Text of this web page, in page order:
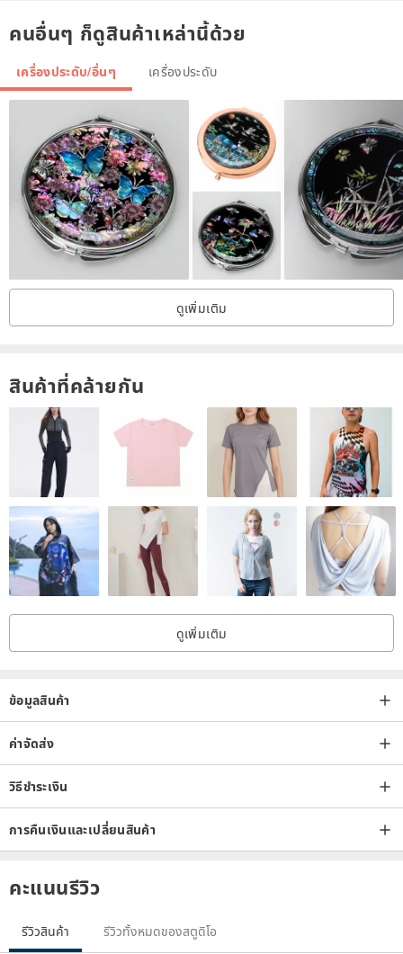
for energy purification.
Dimensions: Approx. 10cm x 6cm x 2.3cm
▪ Top-grade AAA clear white crystal
Natural crystal, transparent clarity, soft and lustrous color. AAA
clarity.
Natural crystal, also known as Bodhisattva Stone, possesses
unique forms that are rich and beautiful.
【White Crystal: The Purifier】
✨ Enhances work efficiency
✨ Protects against ill intentions
White crystal is known as the "King of Crystals," warding off evil,
purifying negative energy, and strengthening the body's energy
It is a powerful healing crystal capable of amplifying, storing,
releasing, and regulating energy.
It unlocks potential wisdom, improves memory, aids in studies,
protects against radiation, supports health, clarifies the mind,
stabilizes emotions, and promotes safety.
White crystal automatically absorbs negative energy from the body
and its surroundings, naturally improving one's fortune.
It is the most abundant, widely used, and representative gemstone.
| Contents of Shipment |
Purification mineral box + approx. 100g of top-grade AAA clear
large-particle white crystal (7-9mm).
(Bracelets and charm clasps in the box are for display purposes
only and are not included with purchase.)
Bracelet link in the photo:
| About Bracelet Demagnetization |
extraction to the finished product, they have come into contact with
คนอื่นๆ ก็ดูสินค้าเหล่านี้ด้วย
เครื่องประดับ/อื่นๆ เครื่องประดับ
ดูเพิ่มเติม
สินค้าที่คล้ายกัน
ดูเพิ่มเติม
ข้อมูลสินค้า
ค่าจัดส่ง
วิธีชำระเงิน
การคืนเงินและเปลี่ยนสินค้า
คะแนนรีวิว
รีวิวสินค้า รีวิวทั้งหมดของสตูดิโอ